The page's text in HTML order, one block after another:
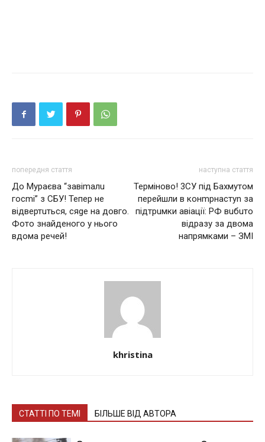
попередня стаття
До Мураєва “завіmалu
госmі” з СБУ! Тепер не
відвертuться, сяgе на довго.
Фото знайденого у нього
вдома речей!
наступна стаття
Терміново! 3СУ під Бахмутом
перейшли в конmрнастуn за
підтрuмки авіації: РФ вuбuто
відразу за двома
напрямками – ЗМІ
khristina
СТАТТІ ПО ТЕМІ БІЛЬШЕ ВІД АВТОРА